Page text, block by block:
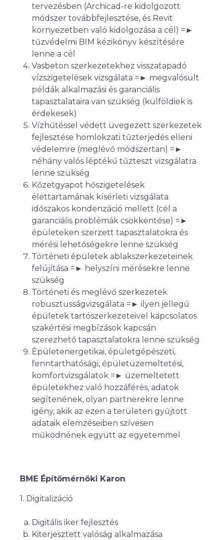
tervezésben (Archicad-re kidolgozott
módszer továbbfejlesztése, és Revit
környezetben való kidolgozása a cél) =►
tűzvédelmi BIM kézikönyv készítésére
lenne a cél
Vasbeton szerkezetekhez visszatapadó
vízszigetelések vizsgálata =► megvalósult
példák alkalmazási és garanciális
tapasztalataira van szükség (külföldiek is
érdekesek)
Vízhűtéssel védett üvegezett szerkezetek
fejlesztése homlokzati tűzterjedés elleni
védelemre (meglévő módszertan) =►
néhány valós léptékű tűzteszt vizsgálatra
lenne szükség
Kőzetgyapot hőszigetelések
élettartamának kísérleti vizsgálata
időszakos kondenzáció mellett (cél a
garanciális problémák csökkentése) =►
épületeken szerzett tapasztalatokra és
mérési lehetőségekre lenne szükség
Történeti épületek ablakszerkezeteinek
felújítása =► helyszíni mérésekre lenne
szükség
Történeti és meglévő szerkezetek
robusztusságvizsgálata =► ilyen jellegű
épületek tartószerkezeteivel kapcsolatos
szakértési megbízások kapcsán
szerezhető tapasztalatokra lenne szükség
Épületenergetikai, épületgépészeti,
fenntarthatósági, épületüzemeltetési,
komfortvizsgálatok =► üzemeltetett
épületekhez való hozzáférés, adatok
segítenének, olyan partnerekre lenne
igény, akik az ezen a területen gyűjtött
adataik elemzéseiben szívesen
működnének együtt az egyetemmel
BME Építőmérnöki Karon
1. Digitalizáció
Digitális iker fejlesztés
Kiterjesztett valóság alkalmazása